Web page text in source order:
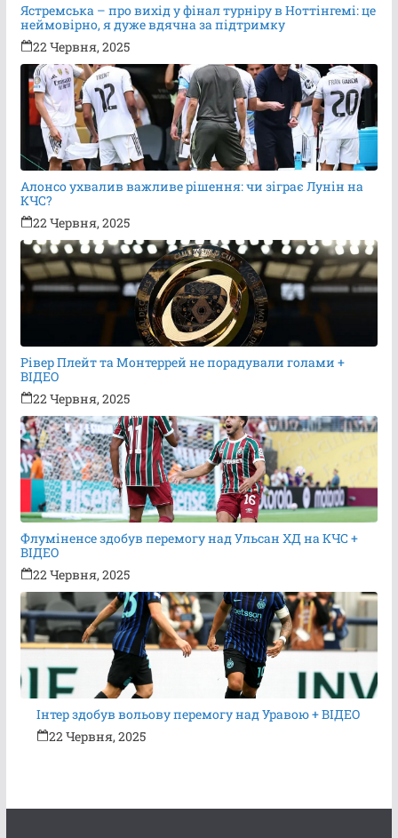
Ястремська – про вихід у фінал турніру в Ноттінгемі: це
неймовірно, я дуже вдячна за підтримку
22 Червня, 2025
Алонсо ухвалив важливе рішення: чи зіграє Лунін на
КЧС?
22 Червня, 2025
Рівер Плейт та Монтеррей не порадували голами +
ВІДЕО
22 Червня, 2025
Флуміненсе здобув перемогу над Ульсан ХД на КЧС +
ВІДЕО
22 Червня, 2025
Інтер здобув вольову перемогу над Уравою + ВІДЕО
22 Червня, 2025